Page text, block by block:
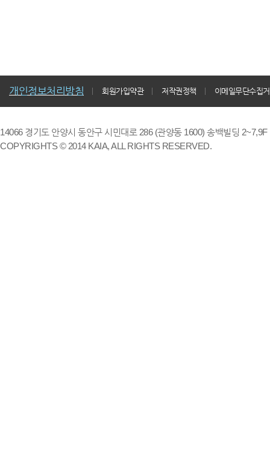
개인정보처리방침 회원가입약관 저작권정책 이메일무단수집
14066 경기도 안양시 동안구 시민대로 286 (관양동 1600) 송백빌딩
COPYRIGHTS © 2014 KAIA, ALL RIGHTS RESERVED.